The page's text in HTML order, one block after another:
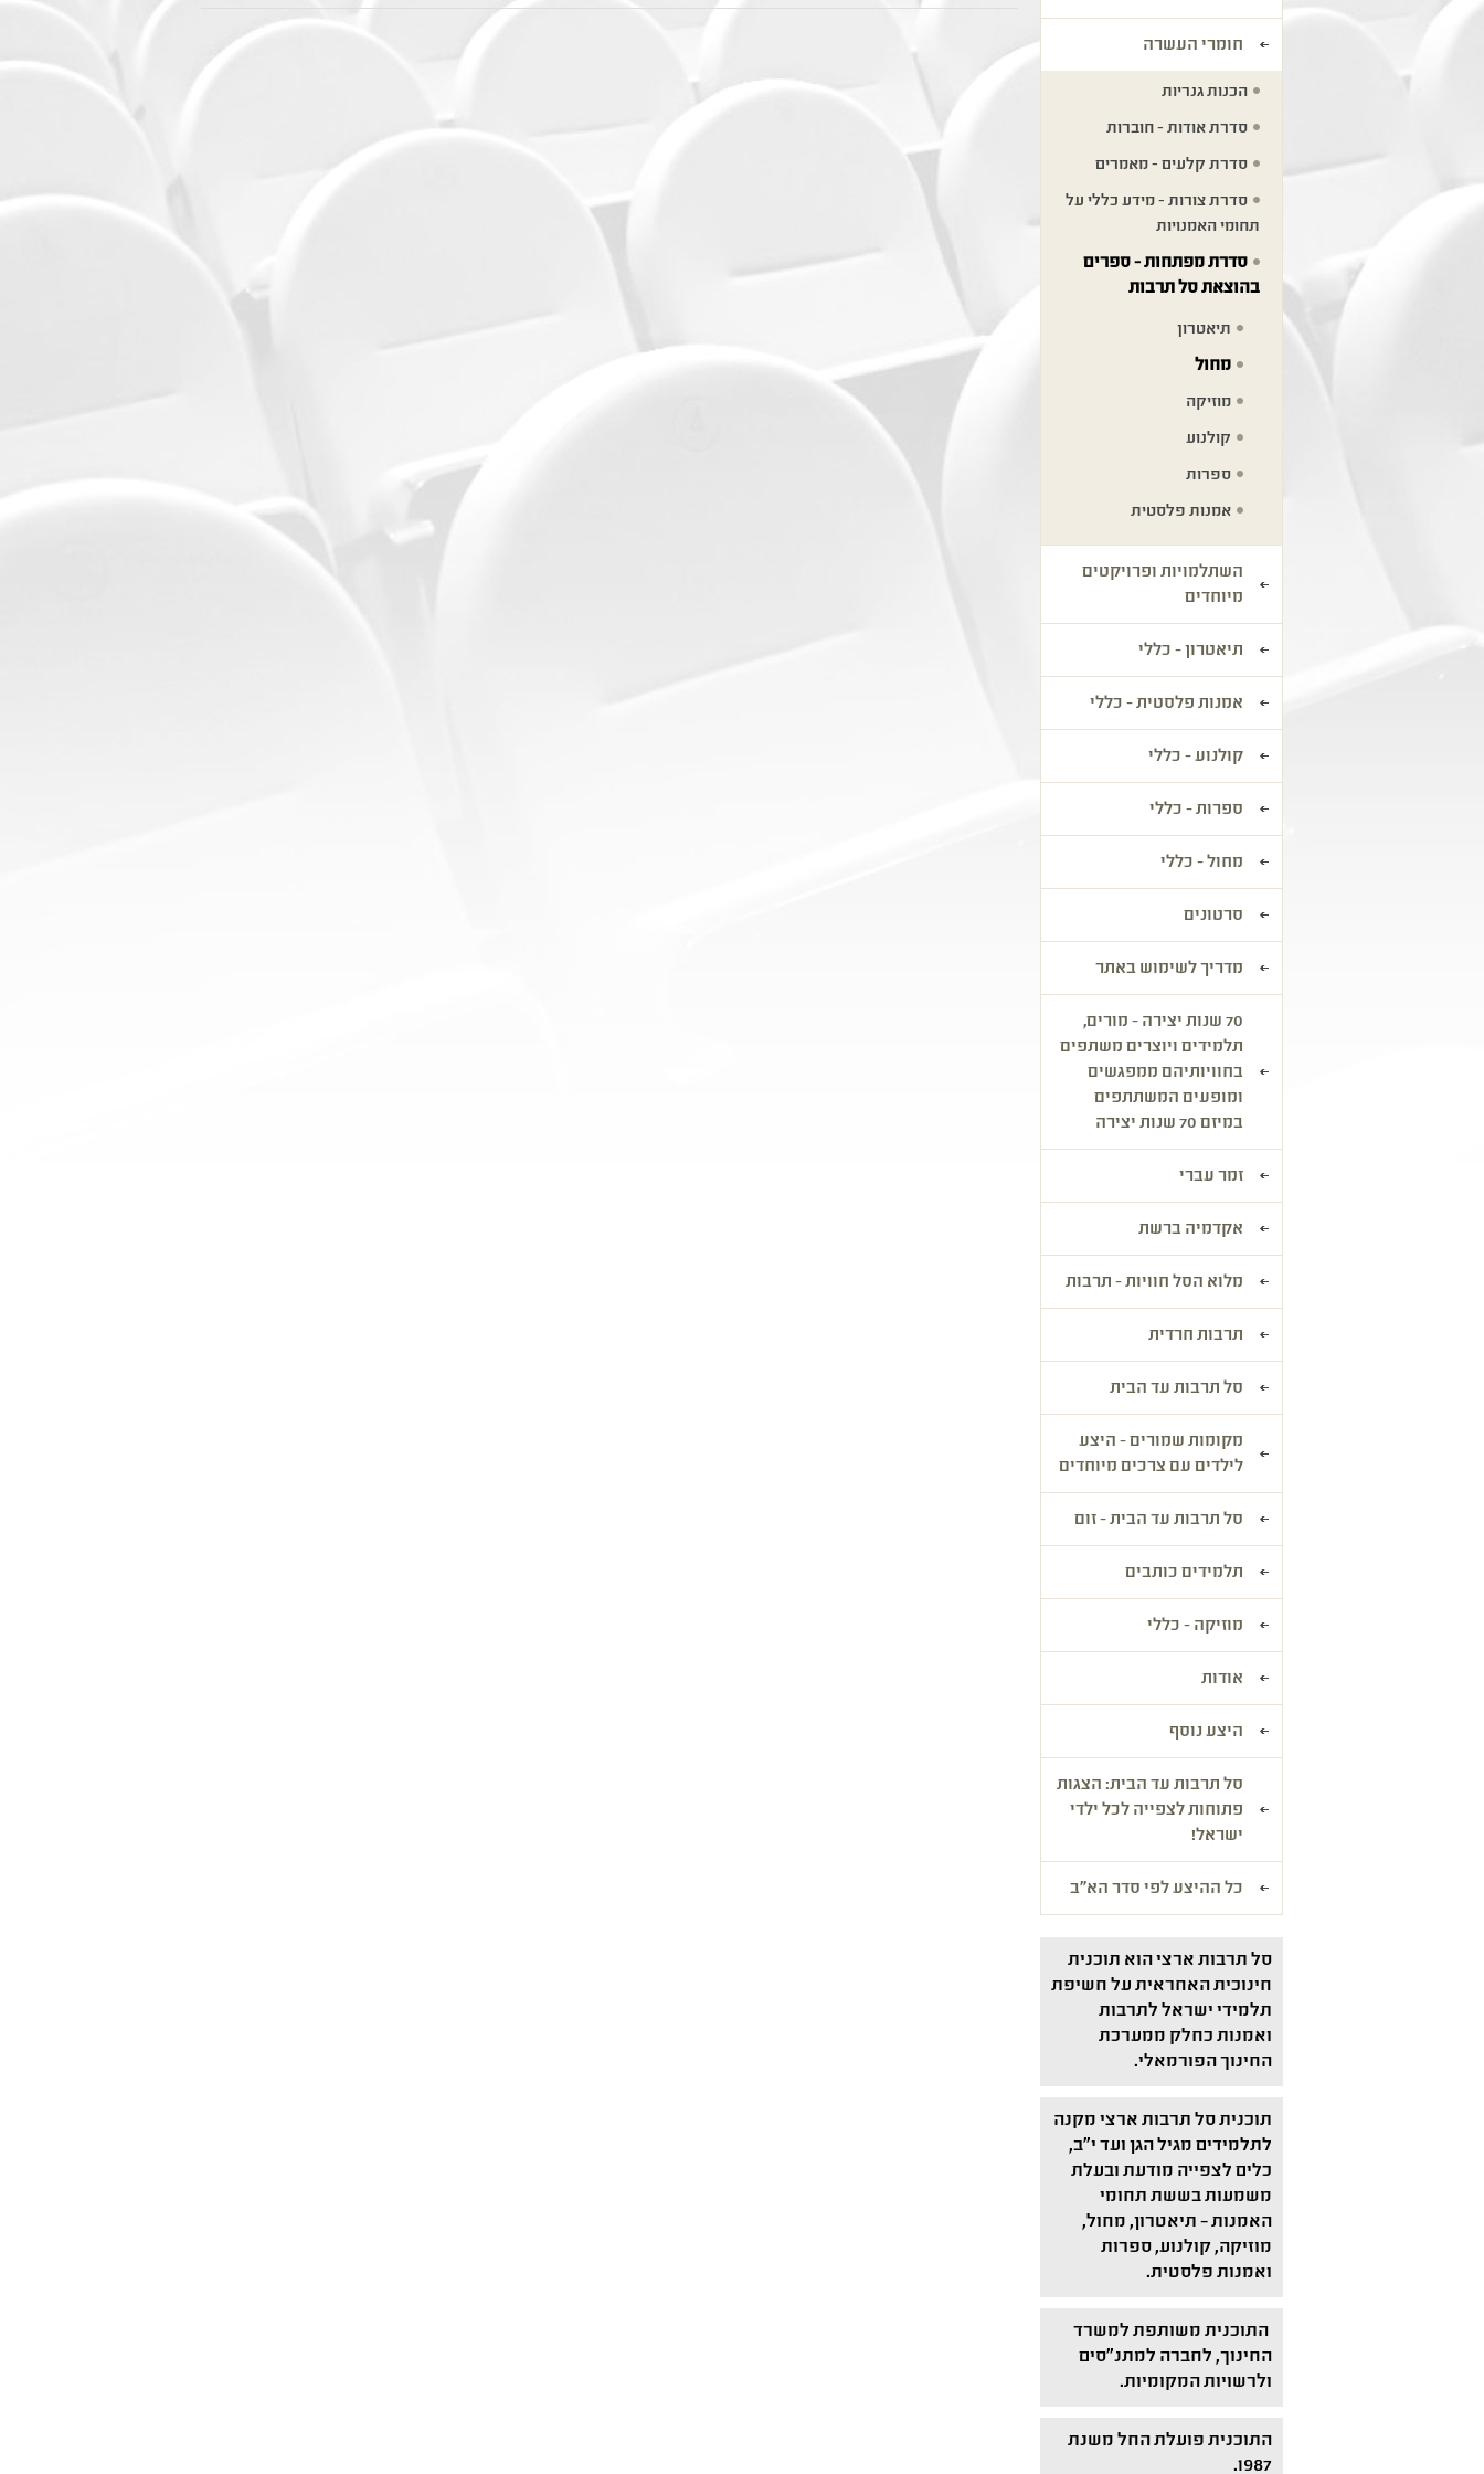
חומרי העשרה
הכנות גנריות
סדרת אודות - חוברות
סדרת קלעים - מאמרים
סדרת צורות - מידע כללי על
תחומי האמנויות
סדרת מפתחות - ספרים
בהוצאת סל תרבות
תיאטרון
מחול
מוזיקה
קולנוע
ספרות
אמנות פלסטית
השתלמויות ופרויקטים
מיוחדים
תיאטרון - כללי
אמנות פלסטית - כללי
קולנוע - כללי
ספרות - כללי
מחול - כללי
סרטונים
מדריך לשימוש באתר
70 שנות יצירה - מורים,
תלמידים ויוצרים משתפים
בחוויותיהם ממפגשים
ומופעים המשתתפים
במיזם 70 שנות יצירה
זמר עברי
אקדמיה ברשת
מלוא הסל חוויות - תרבות
תרבות חרדית
סל תרבות עד הבית
מקומות שמורים - היצע
לילדים עם צרכים מיוחדים
סל תרבות עד הבית - זום
תלמידים כותבים
מוזיקה - כללי
אודות
היצע נוסף
סל תרבות עד הבית: הצגות
פתוחות לצפייה לכל ילדי
ישראל!
כל ההיצע לפי סדר הא"ב
סל תרבות ארצי הוא תוכנית
חינוכית האחראית על חשיפת
תלמידי ישראל לתרבות
ואמנות כחלק ממערכת
החינוך הפורמאלי.
תוכנית סל תרבות ארצי מקנה
לתלמידים מגיל הגן ועד י"ב,
כלים לצפייה מודעת ובעלת
משמעות בששת תחומי
האמנות – תיאטרון, מחול,
מוזיקה, קולנוע, ספרות
ואמנות פלסטית.
התוכנית משותפת למשרד
החינוך, לחברה למתנ"סים
ולרשויות המקומיות.
התוכנית פועלת החל משנת
1987.